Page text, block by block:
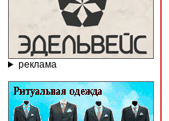
реклама